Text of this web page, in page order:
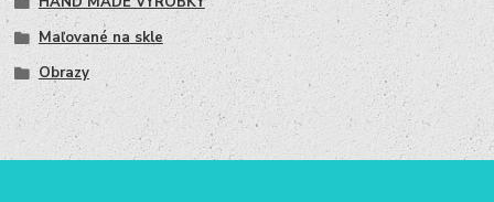
Maľované na skle
Obrazy